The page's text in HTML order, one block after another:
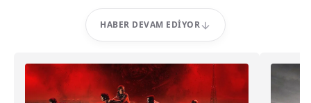
HABER DEVAM EDIYOR